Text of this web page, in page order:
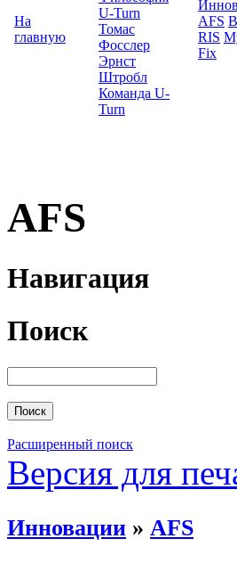
На
главную
U-Turn
Томас
Фосслер
Эрнст
Штробл
Команда U-
Turn
AFS
RIS
Fix
AFS
Навигация
Поиск
Расширенный поиск
Версия для
Инновации » AFS